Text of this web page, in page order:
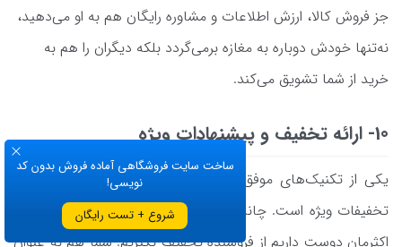
جز فروش کالا، ارزش اطلاعات و مشاوره رایگان هم به او می‌دهید،
نه‌تنها خودش دوباره به مغازه برمی‌گردد بلکه دیگران را هم به
خرید از شما تشویق می‌کند.
10- ارائه تخفیف و پیشنهادات ویژه
یکی از تکنیک‌های موفق برای افزایش فروش، برپایی جشنواره و
تخفیفات ویژه است. چانه زدن جزو خصوصیات ما ایرانی‌هاست و
اکثرمان دوست داریم از فروشنده تخفیف بگیریم. شما هم به عنوان
ساخت سایت فروشگاهی آماده فروش بدون کد
نویسی!
شروع + تست رایگان